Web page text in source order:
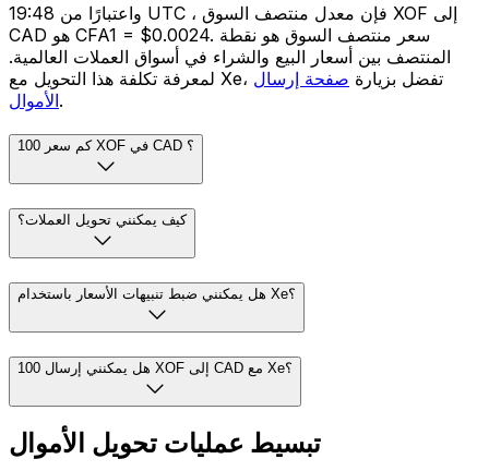
واعتبارًا من 19:48 UTC ، فإن معدل منتصف السوق XOF إلى
CAD هو CFA1 = $0.0024. سعر منتصف السوق هو نقطة
المنتصف بين أسعار البيع والشراء في أسواق العملات العالمية.
لمعرفة تكلفة هذا التحويل مع Xe، تفضل بزيارة صفحة إرسال
الأموال.
كم سعر 100 XOF في CAD ؟
كيف يمكنني تحويل العملات؟
هل يمكنني ضبط تنبيهات الأسعار باستخدام Xe؟
هل يمكنني إرسال 100 XOF إلى CAD مع Xe؟
تبسيط عمليات تحويل الأموال